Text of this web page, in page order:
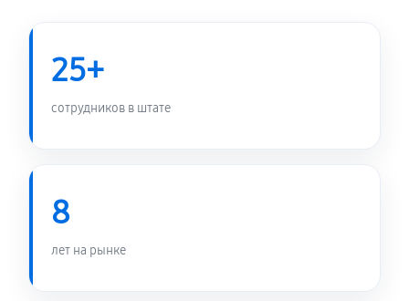
Замена процессора ноутбука Asus B1
B1400CEAEEK2241R
Замена оперативной памяти
Замена микрофона ноутбука Asus B1
25+
сотрудников в штате
8
лет на рынке